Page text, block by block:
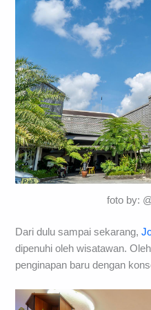
foto by:
Dari dulu sampai sekarang,
dipenuhi oleh wisatawan.
penginapan baru dengan